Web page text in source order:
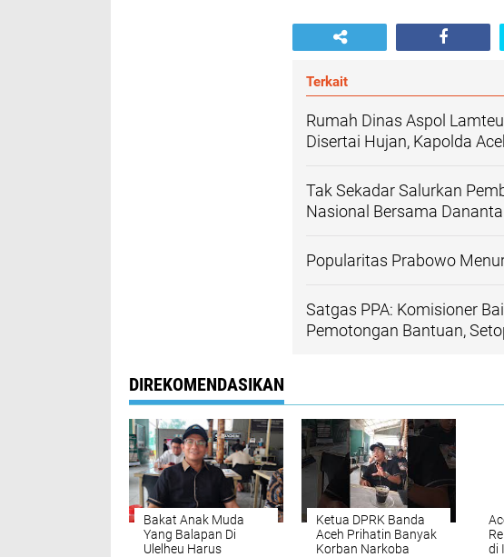
Terkait
Rumah Dinas Aspol
Disertai Hujan, Kapolda
Tak Sekadar Salurkan
Nasional Bersama
Popularitas Prabowo
Satgas PPA: Komisioner
Pemotongan Bantuan,
DIREKOMENDASIKAN
Bakat Anak Muda
Yang Balapan Di
Ulelheu Harus
Ketua DPRK Banda
Aceh Prihatin Banyak
Korban Narkoba
di